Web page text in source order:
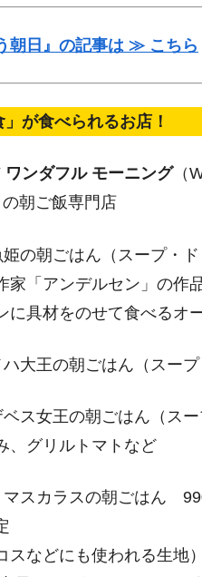
朝日』の記事は ≫ こちら
が食べられるお店！
ンダフル モーニング（
朝ご飯専門店
の朝ごはん（スープ・
家「アンデルセン」の作
に具材をのせて食べるオ
大王の朝ごはん（スー
ス女王の朝ごはん（ス
、グリルトマトなど
マスカラスの朝ごはん
スなどにも使われる生地）